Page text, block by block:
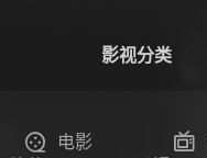
影视分类
电影